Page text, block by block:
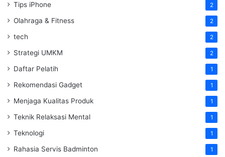
Tips iPhone 2
Olahraga & Fitness 2
tech 2
Strategi UMKM 2
Daftar Pelatih 1
Rekomendasi Gadget 1
Menjaga Kualitas Produk 1
Teknik Relaksasi Mental 1
Teknologi 1
Rahasia Servis Badminton 1